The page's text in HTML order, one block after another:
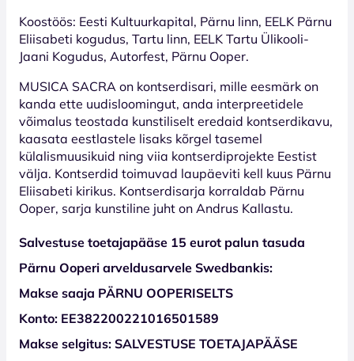
Koostöös: Eesti Kultuurkapital, Pärnu linn, EELK Pärnu
Eliisabeti kogudus, Tartu linn, EELK Tartu Ülikooli-
Jaani Kogudus, Autorfest, Pärnu Ooper.
MUSICA SACRA on kontserdisari, mille eesmärk on
kanda ette uudisloomingut, anda interpreetidele
võimalus teostada kunstiliselt eredaid kontserdikavu,
kaasata eestlastele lisaks kõrgel tasemel
külalismuusikuid ning viia kontserdiprojekte Eestist
välja. Kontserdid toimuvad laupäeviti kell kuus Pärnu
Eliisabeti kirikus. Kontserdisarja korraldab Pärnu
Ooper, sarja kunstiline juht on Andrus Kallastu.
Salvestuse toetajapääse 15 eurot palun tasuda
Pärnu Ooperi arveldusarvele Swedbankis:
Makse saaja PÄRNU OOPERISELTS
Konto: EE382200221016501589
Makse selgitus: SALVESTUSE TOETAJAPÄÄSE